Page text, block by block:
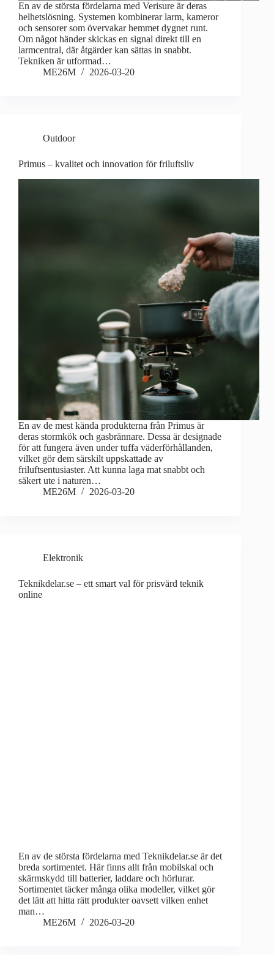
En av de största fördelarna med Verisure är deras
helhetslösning. Systemen kombinerar larm, kameror
och sensorer som övervakar hemmet dygnet runt.
Om något händer skickas en signal direkt till en
larmcentral, där åtgärder kan sättas in snabbt.
Tekniken är utformad…
ME26M
2026-03-20
Outdoor
Primus – kvalitet och innovation för friluftsliv
En av de mest kända produkterna från Primus är
deras stormkök och gasbrännare. Dessa är designade
för att fungera även under tuffa väderförhållanden,
vilket gör dem särskilt uppskattade av
friluftsentusiaster. Att kunna laga mat snabbt och
säkert ute i naturen…
ME26M
2026-03-20
Elektronik
Teknikdelar.se – ett smart val för prisvärd teknik
online
En av de största fördelarna med Teknikdelar.se är det
breda sortimentet. Här finns allt från mobilskal och
skärmskydd till batterier, laddare och hörlurar.
Sortimentet täcker många olika modeller, vilket gör
det lätt att hitta rätt produkter oavsett vilken enhet
man…
ME26M
2026-03-20